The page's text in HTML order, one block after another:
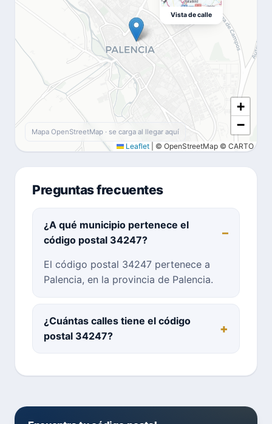
+
−
Leaflet © OpenStreetMap © CARTO
Vista de calle
Mapa OpenStreetMap · se carga al llegar aquí
Preguntas frecuentes
¿A qué municipio pertenece el
código postal 34247?
El código postal 34247 pertenece a
Palencia, en la provincia de Palencia.
¿Cuántas calles tiene el código
postal 34247?